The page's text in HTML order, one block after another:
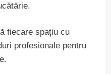
fiecare spațiu cu
profesionale pentru